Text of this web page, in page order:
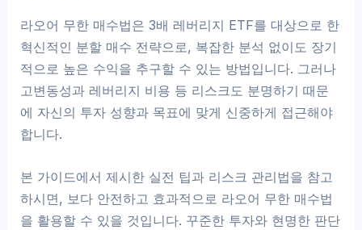
라오어 무한 매수법은 3배 레버리지 ETF를 대상으로 한
혁신적인 분할 매수 전략으로, 복잡한 분석 없이도 장기
적으로 높은 수익을 추구할 수 있는 방법입니다. 그러나
고변동성과 레버리지 비용 등 리스크도 분명하기 때문
에 자신의 투자 성향과 목표에 맞게 신중하게 접근해야
합니다.
본 가이드에서 제시한 실전 팁과 리스크 관리법을 참고
하시면, 보다 안전하고 효과적으로 라오어 무한 매수법
을 활용할 수 있을 것입니다. 꾸준한 투자와 현명한 판단